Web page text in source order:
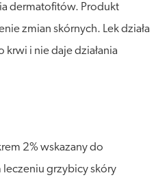
dermatofitów. Produkt
zmian skórnych. Lek działa
i nie daje działania
2% wskazany do
grzybicy skóry